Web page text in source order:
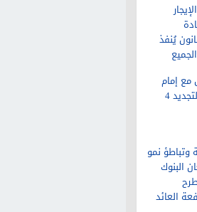
يُنفذ
مع إمام
عاشور على التجديد 4
نمو
البنوك
العائد